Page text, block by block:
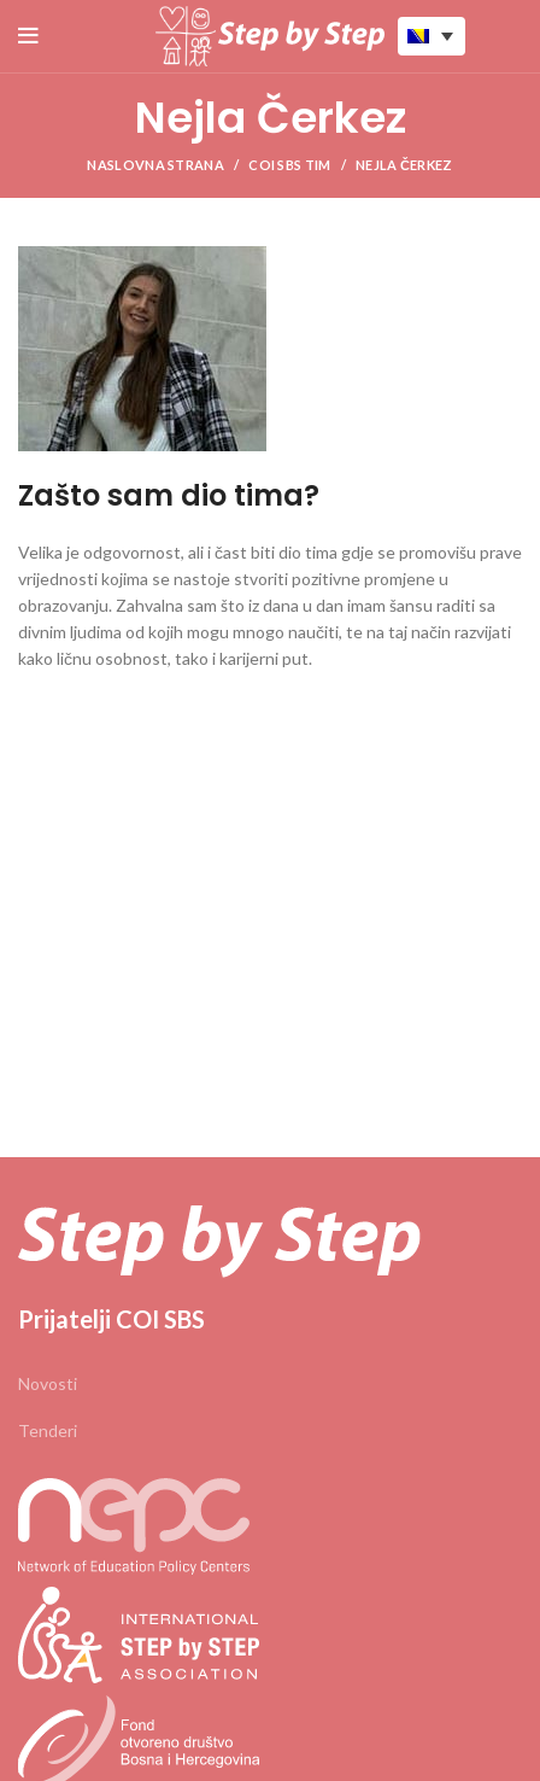
Nejla Čerkez
NASLOVNA STRANA COI SBS TIM NEJLA ČERKEZ
Zašto sam dio tima?
Velika je odgovornost, ali i čast biti dio tima gdje se promovišu prave
vrijednosti kojima se nastoje stvoriti pozitivne promjene u
obrazovanju. Zahvalna sam što iz dana u dan imam šansu raditi sa
divnim ljudima od kojih mogu mnogo naučiti, te na taj način razvijati
kako ličnu osobnost, tako i karijerni put.
Prijatelji COI SBS
Novosti
Tenderi